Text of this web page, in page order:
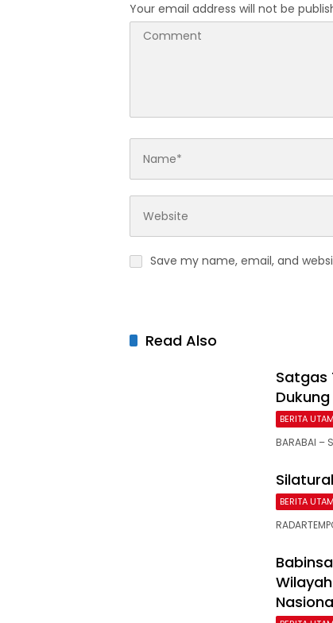
Your email address will not be
Save my name, email, and
Read Also
Satgas
BERITA
BARABAI
BERITA